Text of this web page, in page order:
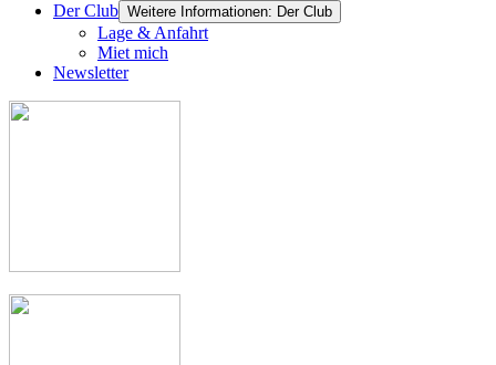
Der Club Weitere Informationen: Der Club
Lage & Anfahrt
Miet mich
Newsletter